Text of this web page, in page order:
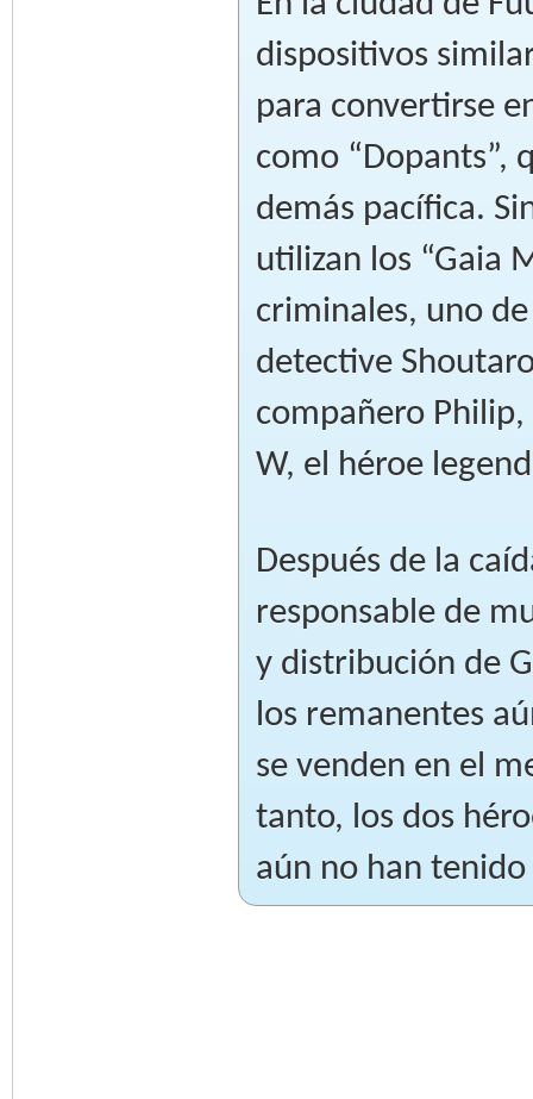
dispositivos
para convertirse
como “Dopants”,
demás pacífica.
utilizan los “Gaia
criminales, uno
detective
compañero
W, el héroe
Después de la
responsable de
y distribución de
los remanentes
se venden en el
tanto, los dos
aún no han